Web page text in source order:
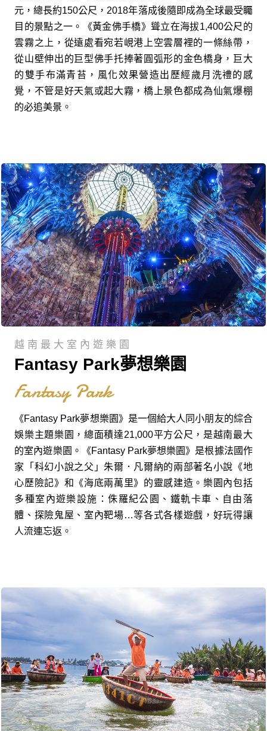
元，總長約150公尺，2018年落成後隨即成為全球最受矚
目的景點之一。《黃金佛手橋》聳立在海拔1,400公尺的
雲霧之上，從遠處看宛若峴港上空雲層裡的一條絲帶，
從山壁伸出的巨型佛手托捧著圓弧形的金色橋身，巨大
的雙手布滿青苔，風化效果營造出歷經歲月洗禮的感
覺，不管是好天氣或起大霧，橋上景色都成為仙氣爆棚
的必追美景。
越南最大室內遊樂園
Fantasy Park夢想樂園
Fantasy Park
《Fantasy Park夢想樂園》是一個給大人同小朋友的綜合
娛樂主題樂園，總面積達21,000平方公尺，是越南最大
的室內遊樂園。《Fantasy Park夢想樂園》是根據法國作
家「科幻小說之父」朱爾．凡爾納的兩部著名小說《地
心歷險記》和《海底兩萬里》的靈感建造。樂園內包括
多種室內遊樂設施：侏羅紀公園、鐵軌卡車、自由落
體、探險鬼屋、室內靶場…等各式各樣遊戲，好玩得讓
人流連忘返。